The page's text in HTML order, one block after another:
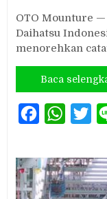
OTO Mounture
Daihatsu
menorehkan
Baca
Facebook